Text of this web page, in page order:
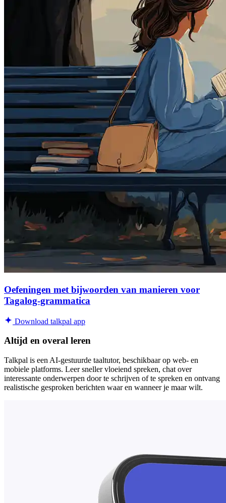
Oefeningen met bijwoorden van manieren voor
Tagalog-grammatica
Download talkpal app
Altijd en overal leren
Talkpal is een AI-gestuurde taaltutor, beschikbaar op web- en
mobiele platforms. Leer sneller vloeiend spreken, chat over
interessante onderwerpen door te schrijven of te spreken en ontvang
realistische gesproken berichten waar en wanneer je maar wilt.